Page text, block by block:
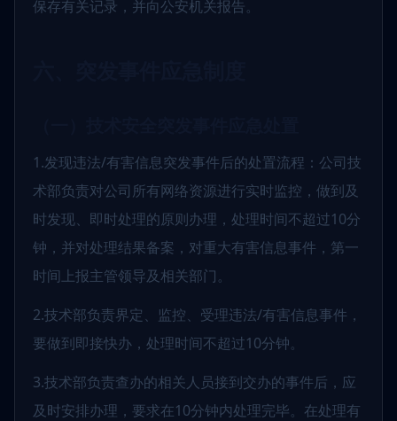
保存有关记录，并向公安机关报告。
1.发现违法/有害信息突发事件后的处置流程：公司技
术部负责对公司所有网络资源进行实时监控，做到及
时发现、即时处理的原则办理，处理时间不超过10分
钟，并对处理结果备案，对重大有害信息事件，第一
时间上报主管领导及相关部门。
2.技术部负责界定、监控、受理违法/有害信息事件，
要做到即接快办，处理时间不超过10分钟。
3.技术部负责查办的相关人员接到交办的事件后，应
及时安排办理，要求在10分钟内处理完毕。在处理有